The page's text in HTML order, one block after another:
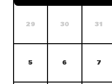
29 30 31
5 6 7